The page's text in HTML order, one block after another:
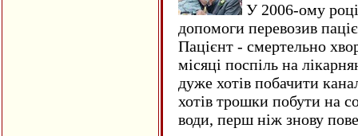
У 2006-ому
допомоги перевозив
Пацієнт - смертельно
місяці поспіль на
дуже хотів побачити
хотів трошки побути на
води, перш ніж знову